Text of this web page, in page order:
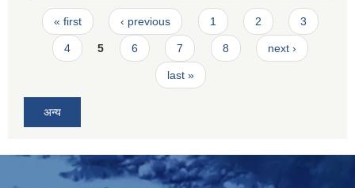
Pages
« first ‹ previous 1 2 3
4 5 6 7 8 next ›
last »
अन्य